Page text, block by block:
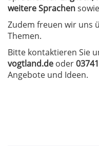
weitere Sprachen
Zudem freuen wir uns
Themen.
Bitte kontaktieren Sie
vogtland.de oder
Angebote und Ideen.